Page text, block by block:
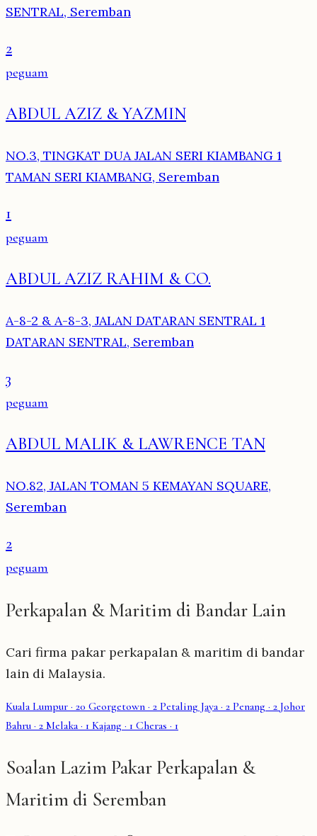
SENTRAL, Seremban
2
peguam
ABDUL AZIZ & YAZMIN
NO.3, TINGKAT DUA JALAN SERI KIAMBANG 1
TAMAN SERI KIAMBANG, Seremban
1
peguam
ABDUL AZIZ RAHIM & CO.
A-8-2 & A-8-3, JALAN DATARAN SENTRAL 1
DATARAN SENTRAL, Seremban
3
peguam
ABDUL MALIK & LAWRENCE TAN
NO.82, JALAN TOMAN 5 KEMAYAN SQUARE,
Seremban
2
peguam
Perkapalan & Maritim di Bandar Lain
Cari firma pakar perkapalan & maritim di bandar
lain di Malaysia.
Kuala Lumpur · 20 Georgetown · 2 Petaling Jaya· 2 Penang · 2 Johor
Bahru · 2 Melaka· 1 Kajang · 1 Cheras · 1
Soalan Lazim Pakar Perkapalan &
Maritim di Seremban